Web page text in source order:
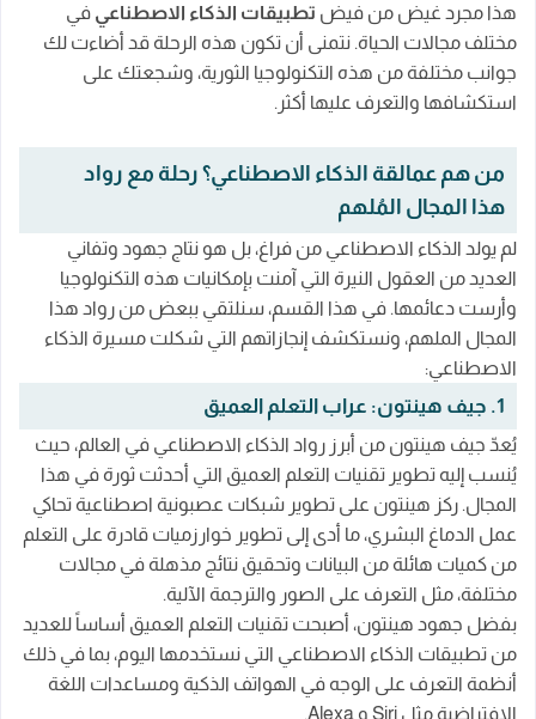
هذا مجرد غيض من فيض تطبيقات الذكاء الاصطناعي في
مختلف مجالات الحياة. نتمنى أن تكون هذه الرحلة قد أضاءت لك
جوانب مختلفة من هذه التكنولوجيا الثورية، وشجعتك على
استكشافها والتعرف عليها أكثر.
من هم عمالقة الذكاء الاصطناعي؟ رحلة مع رواد
هذا المجال المُلهم
لم يولد الذكاء الاصطناعي من فراغ، بل هو نتاج جهود وتفاني
العديد من العقول النيرة التي آمنت بإمكانيات هذه التكنولوجيا
وأرست دعائمها. في هذا القسم، سنلتقي ببعض من رواد هذا
المجال الملهم، ونستكشف إنجازاتهم التي شكلت مسيرة الذكاء
الاصطناعي:
1. جيف هينتون: عراب التعلم العميق
يُعدّ جيف هينتون من أبرز رواد الذكاء الاصطناعي في العالم، حيث
يُنسب إليه تطوير تقنيات التعلم العميق التي أحدثت ثورة في هذا
المجال. ركز هينتون على تطوير شبكات عصبونية اصطناعية تحاكي
عمل الدماغ البشري، ما أدى إلى تطوير خوارزميات قادرة على التعلم
من كميات هائلة من البيانات وتحقيق نتائج مذهلة في مجالات
مختلفة، مثل التعرف على الصور والترجمة الآلية.
بفضل جهود هينتون، أصبحت تقنيات التعلم العميق أساساً للعديد
من تطبيقات الذكاء الاصطناعي التي نستخدمها اليوم، بما في ذلك
أنظمة التعرف على الوجه في الهواتف الذكية ومساعدات اللغة
الافتراضية مثل Siri و Alexa.